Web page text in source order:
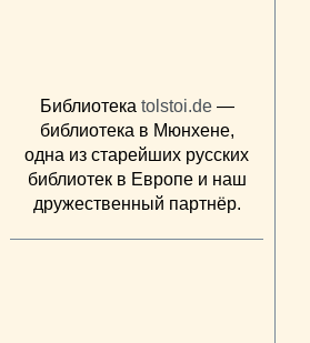
Библиотека tolstoi.de—
библиотека в Мюнхене,
одна из старейших русских
библиотек в Европе и наш
дружественный партнёр.